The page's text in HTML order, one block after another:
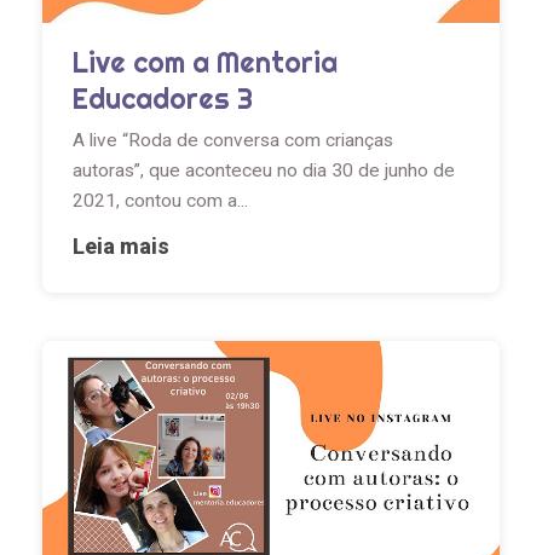
Live com a Mentoria
Educadores 3
A live “Roda de conversa com crianças
autoras”, que aconteceu no dia 30 de junho de
2021, contou com a...
Leia mais